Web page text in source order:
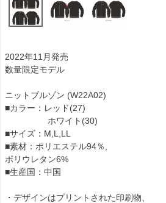
2022年11月発売
数量限定モデル
ニットブルゾン (W22A02)
■カラー：レッド(27)
ホワイト(30)
■サイズ：M,L,LL
■素材：ポリエステル94％,
ポリウレタン6%
■生産国：中国
・デザインはプリントされた印刷物、